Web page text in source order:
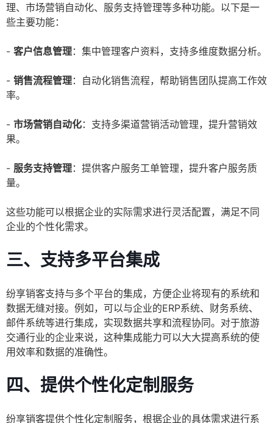
理、市场营销自动化、服务支持管理等多种功能。以下是一
些主要功能：
- 客户信息管理：集中管理客户资料，支持多维度数据分析。
- 销售流程管理：自动化销售流程，帮助销售团队提高工作效
率。
- 市场营销自动化：支持多渠道营销活动管理，提升营销效
果。
- 服务支持管理：提供客户服务工单管理，提升客户服务质
量。
这些功能可以根据企业的实际需求进行灵活配置，满足不同
企业的个性化需求。
三、支持多平台集成
纷享销客支持与多个平台的集成，方便企业将现有的系统和
数据无缝对接。例如，可以与企业的ERP系统、财务系统、
邮件系统等进行集成，实现数据共享和流程协同。对于旅游
交通行业的企业来说，这种集成能力可以大大提高系统的使
用效率和数据的准确性。
四、提供个性化定制服务
纷享销客提供个性化定制服务，根据企业的具体需求进行系